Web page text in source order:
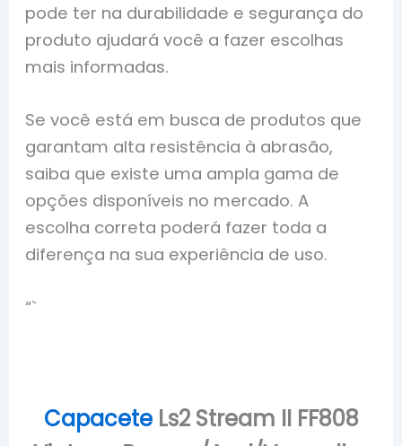
pode ter na durabilidade e segurança do
produto ajudará você a fazer escolhas
mais informadas.
Se você está em busca de produtos que
garantam alta resistência à abrasão,
saiba que existe uma ampla gama de
opções disponíveis no mercado. A
escolha correta poderá fazer toda a
diferença na sua experiência de uso.
“`
CapaceteLs2 Stream II FF808